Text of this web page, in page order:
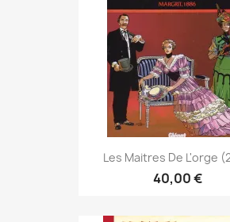
Les Maitres De L'orge
40,00 €